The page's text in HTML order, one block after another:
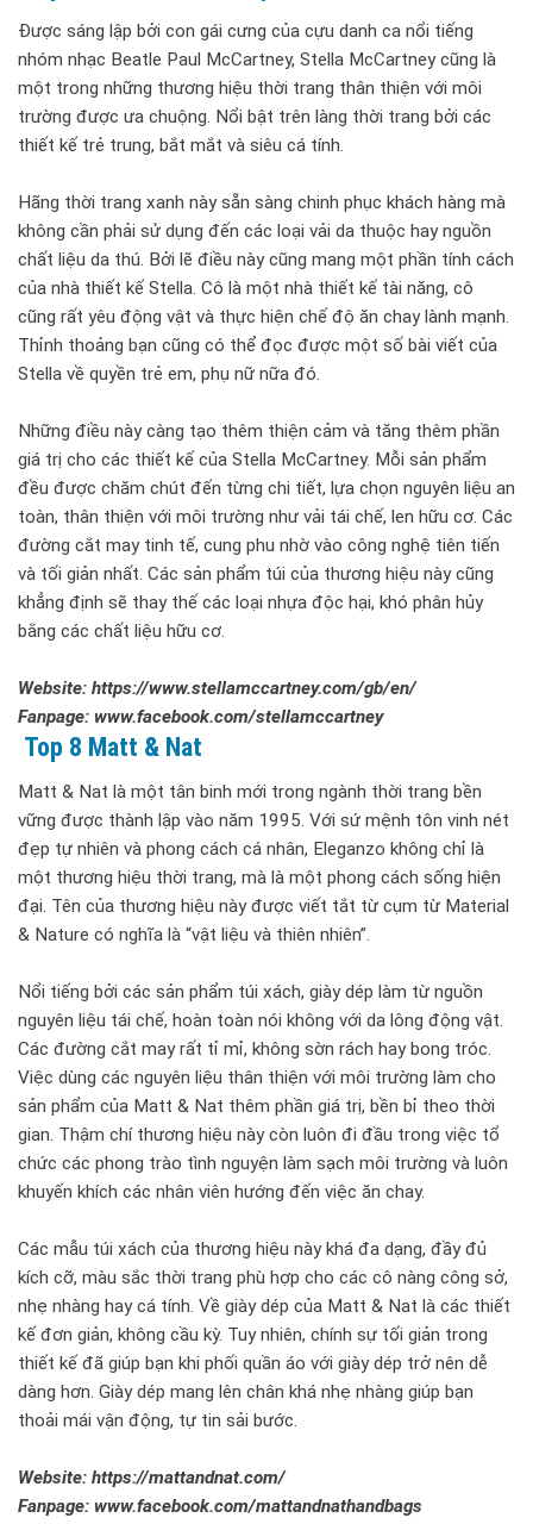
Được sáng lập bởi con gái cưng của cựu danh ca nổi tiếng
nhóm nhạc Beatle Paul McCartney, Stella McCartney cũng là
một trong những thương hiệu thời trang thân thiện với môi
trường được ưa chuộng. Nổi bật trên làng thời trang bởi các
thiết kế trẻ trung, bắt mắt và siêu cá tính.
Hãng thời trang xanh này sẵn sàng chinh phục khách hàng mà
không cần phải sử dụng đến các loại vải da thuộc hay nguồn
chất liệu da thú. Bởi lẽ điều này cũng mang một phần tính cách
của nhà thiết kế Stella. Cô là một nhà thiết kế tài năng, cô
cũng rất yêu động vật và thực hiện chế độ ăn chay lành mạnh.
Thỉnh thoảng bạn cũng có thể đọc được một số bài viết của
Stella về quyền trẻ em, phụ nữ nữa đó.
Những điều này càng tạo thêm thiện cảm và tăng thêm phần
giá trị cho các thiết kế của Stella McCartney. Mỗi sản phẩm
đều được chăm chút đến từng chi tiết, lựa chọn nguyên liệu an
toàn, thân thiện với môi trường như vải tái chế, len hữu cơ. Các
đường cắt may tinh tế, cung phu nhờ vào công nghệ tiên tiến
và tối giản nhất. Các sản phẩm túi của thương hiệu này cũng
khẳng định sẽ thay thế các loại nhựa độc hại, khó phân hủy
bằng các chất liệu hữu cơ.
Website: https://www.stellamccartney.com/gb/en/
Fanpage: www.facebook.com/stellamccartney
Top 8 Matt & Nat
Matt & Nat là một tân binh mới trong ngành thời trang bền
vững được thành lập vào năm 1995. Với sứ mệnh tôn vinh nét
đẹp tự nhiên và phong cách cá nhân, Eleganzo không chỉ là
một thương hiệu thời trang, mà là một phong cách sống hiện
đại. Tên của thương hiệu này được viết tắt từ cụm từ Material
& Nature có nghĩa là “vật liệu và thiên nhiên”.
Nổi tiếng bởi các sản phẩm túi xách, giày dép làm từ nguồn
nguyên liệu tái chế, hoàn toàn nói không với da lông động vật.
Các đường cắt may rất tỉ mỉ, không sờn rách hay bong tróc.
Việc dùng các nguyên liệu thân thiện với môi trường làm cho
sản phẩm của Matt & Nat thêm phần giá trị, bền bỉ theo thời
gian. Thậm chí thương hiệu này còn luôn đi đầu trong việc tổ
chức các phong trào tình nguyện làm sạch môi trường và luôn
khuyến khích các nhân viên hướng đến việc ăn chay.
Các mẫu túi xách của thương hiệu này khá đa dạng, đầy đủ
kích cỡ, màu sắc thời trang phù hợp cho các cô nàng công sở,
nhẹ nhàng hay cá tính. Về giày dép của Matt & Nat là các thiết
kế đơn giản, không cầu kỳ. Tuy nhiên, chính sự tối giản trong
thiết kế đã giúp bạn khi phối quần áo với giày dép trở nên dễ
dàng hơn. Giày dép mang lên chân khá nhẹ nhàng giúp bạn
thoải mái vận động, tự tin sải bước.
Website: https://mattandnat.com/
Fanpage: www.facebook.com/mattandnathandbags